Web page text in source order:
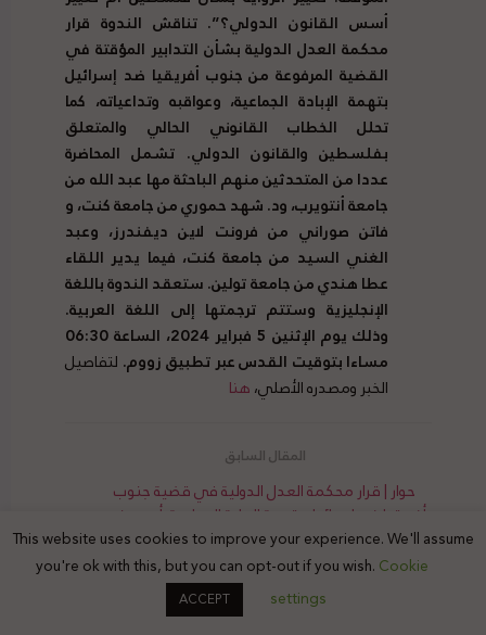
أسس القانون الدولي؟”. تناقش الندوة قرار
محكمة العدل الدولية بشأن التدابير المؤقتة في
القضية المرفوعة من جنوب أفريقيا ضد إسرائيل
بتهمة الإبادة الجماعية، وعواقبه وتداعياته، كما
تحلل الخطاب القانوني الحالي والمتعلق
بفلسطين والقانون الدولي. تشمل المحاضرة
عددا من المتحدثين منهم الباحثة مها عبد الله من
جامعة أنتويرب، ود. شهد حموري من جامعة كنت، و
فاتن صوراني من فرونت لاين ديفندرز، وعبد
الغني السيد من جامعة كنت، فيما يدير اللقاء
عطا هندي من جامعة تولين.ستعقد الندوة باللغة
الإنجليزية وستتم ترجمتها إلى اللغة العربية.
وذلك يوم الإثنين 5 فبراير2024، الساعة06:30
مساءا بتوقيت القدس عبر تطبيق زووم. لتفاصيل
الخبر ومصدره الأصلي،هنا
حوار | قرار محكمة العدل الدولية في قضية جنوب
أفريقيا ضد إسرائيل بتهمة الإبادة الجماعية: أي معنى
وأي أثر؟
This website uses cookies to improve your experience. We'll assume
you're ok with this, but you can opt-out if you wish. Cookie
settings
ACCEPT